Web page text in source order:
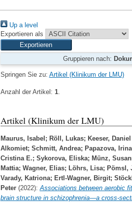
Up a level
Exportieren als
Gruppieren nach:
Springen Sie zu: Artikel (Klinikum der LMU)
Anzahl der Artikel: 1.
Artikel (Klinikum der LMU)
Maurus, Isabel ; Röll, Lukas; Keeser, Daniel
Alkomiet; Schmitt, Andrea; Papazova, Irina
Cristina E.; Sykorova, Eliska; Münz,
Mattia; Wagner, Elias; Löhrs, Lisa; Pömsl,
Varady, Katriona; Ertl-Wagner, Birgit;
Peter(2022):Associations between aerobic
brain structure in schizophrenia—a cross-